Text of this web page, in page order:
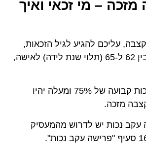
– מי זכאי ואיך
עליכם להגיע לגיל הזכאות,
העומד כיום בגיל בין 62 ל-65 (תלוי שנת לידה) לאישה,
גם פורשים עקב נכות קבועה של 75% ומעלה יהיו
מזכה.
עקב נכות יש לדרוש מהמעסיק